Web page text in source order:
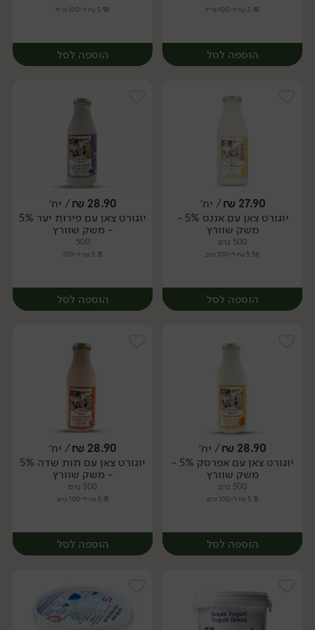
3.98 ₪ ל-100 מ״ל
הוספה לסל
יח׳
3.98 ₪ ל-100 מ״ל
הוספה לסל
יח׳
27.90
₪/ יח׳
יוגורט צאן עם אננס 5% -
משק שוורץ
500 גרם
5.58 ₪ ל-100 גרם
הוספה לסל
יח׳
28.90
₪/ יח׳
יוגורט צאן עם פירות יער 5%
- משק שוורץ
500
5.78 ₪ ל-100
הוספה לסל
יח׳
28.90
₪/ יח׳
יוגורט צאן עם אפרסק 5% -
משק שוורץ
500 גרם
5.78 ₪ ל-100 גרם
הוספה לסל
28.90
₪/ יח׳
יוגורט צאן עם תות שדה 5%
- משק שוורץ
500 גרם
5.78 ₪ ל-100 גרם
הוספה לסל